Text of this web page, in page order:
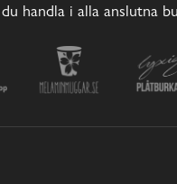
handla i alla anslutna